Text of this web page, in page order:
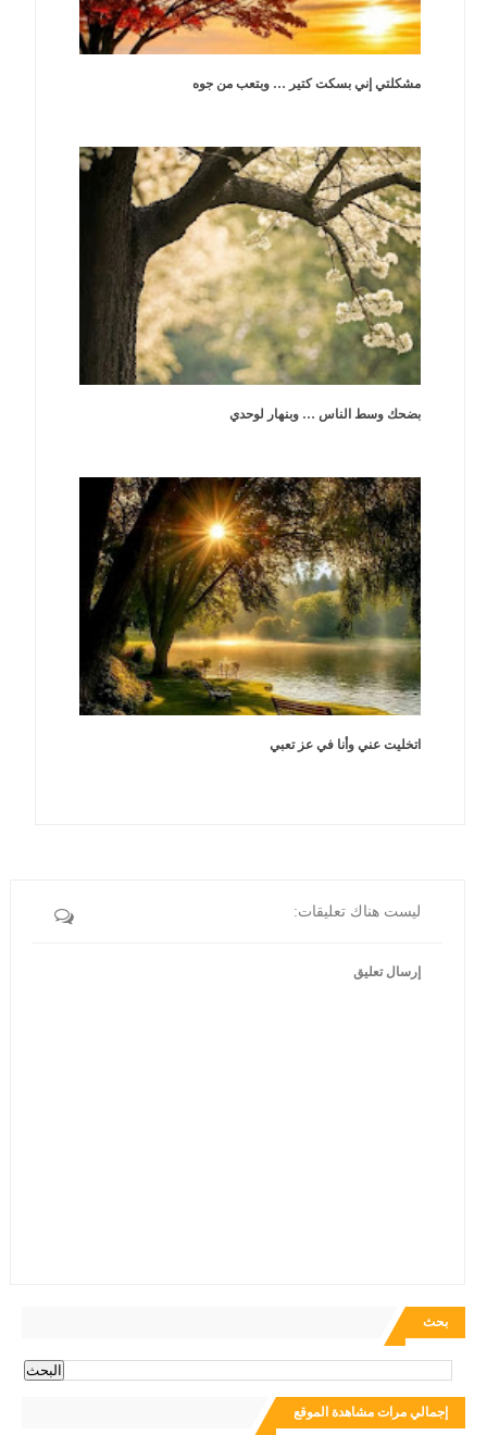
مشكلتي إني بسكت كتير … وبتعب من جوه
بضحك وسط الناس … وبنهار لوحدي
اتخليت عني وأنا في عز تعبي
ليست هناك تعليقات:
إرسال تعليق
بحث
إجمالي مرات مشاهدة الموقع